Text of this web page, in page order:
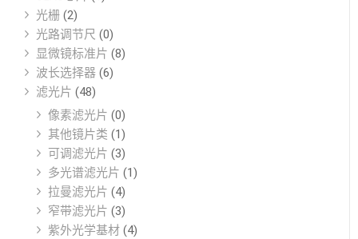
光栅 (2)
光路调节尺 (0)
显微镜标准片 (8)
波长选择器 (6)
滤光片 (48)
像素滤光片 (0)
其他镜片类 (1)
可调滤光片 (3)
多光谱滤光片 (1)
拉曼滤光片 (4)
窄带滤光片 (3)
紫外光学基材 (4)